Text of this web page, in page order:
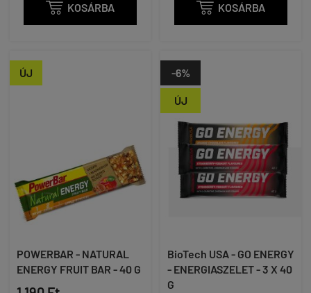
 KOSÁRBA  KOSÁRBA
ÚJ
POWERBAR - NATURAL
ENERGY FRUIT BAR - 40 G
ÚJ
-6%
BioTech USA - GO ENERGY
- ENERGIASZELET - 3 X 40
G